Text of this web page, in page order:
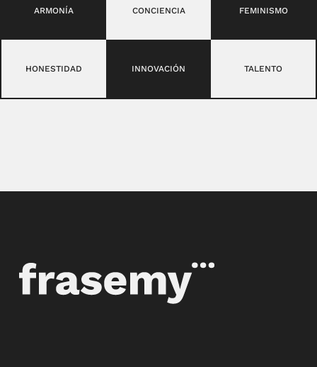
ARMONÍA CONCIENCIA FEMINISMO
HONESTIDAD INNOVACIÓN TALENTO